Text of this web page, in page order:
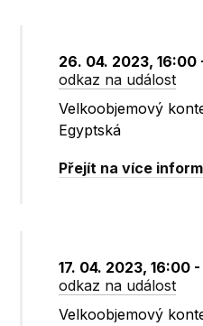
26. 04. 2023, 16:00
odkaz na událost
Velkoobjemový
Egyptská
Přejít na více
17. 04. 2023, 16:00
odkaz na událost
Velkoobjemový